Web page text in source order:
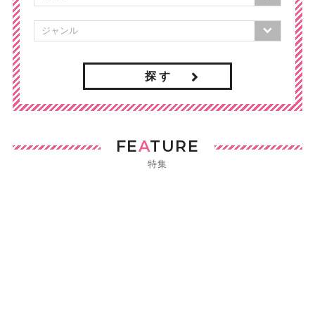
探 す
FEATURE
特集